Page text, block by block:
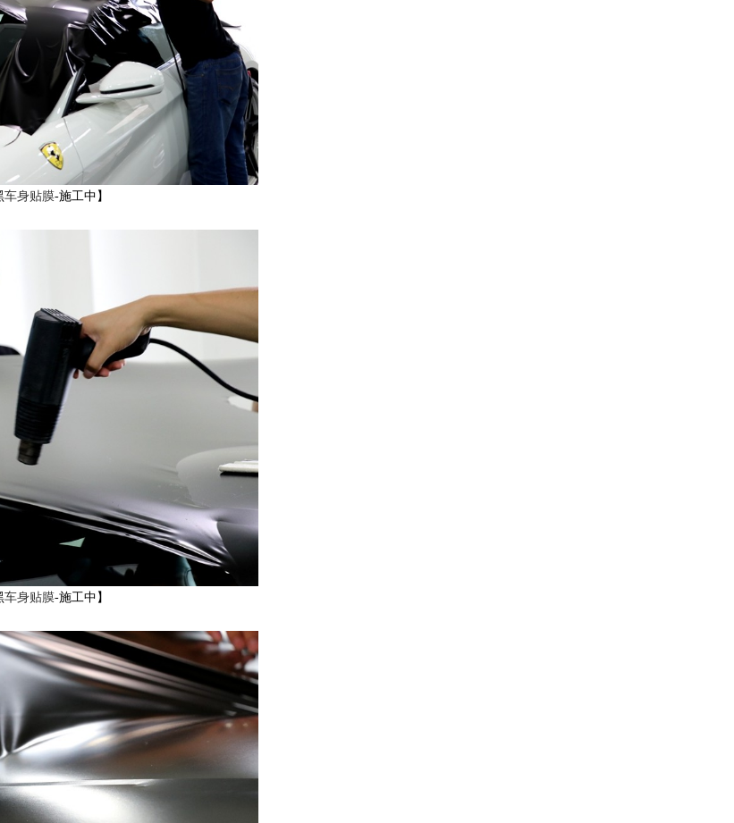
车身贴膜-施工中】
车身贴膜-施工中】